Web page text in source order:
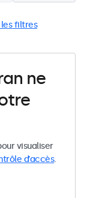
filtres
ne
visualiser
d’accès.